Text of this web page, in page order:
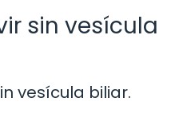
sin vesícula
vesícula biliar.